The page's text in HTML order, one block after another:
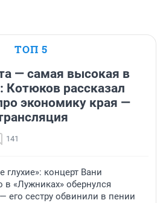
ТОП 5
— самая высокая в
Котюков рассказал
экономику края —
141
глухие»: концерт Вани
в «Лужниках» обернулся
его сестру обвинили в пении